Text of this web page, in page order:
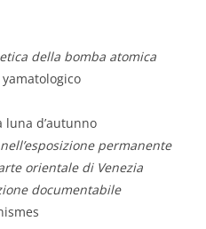
della bomba atomica
luna d’autunno
permanente
orientale di Venezia
documentabile